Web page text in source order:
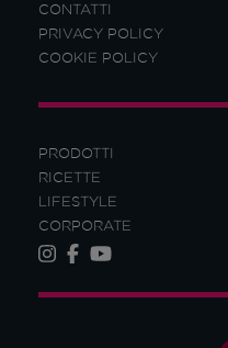
PRODOTTI
RICETTE
LIFESTYLE
CORPORATE
CONTATTI
PRIVACY POLICY
COOKIE POLICY